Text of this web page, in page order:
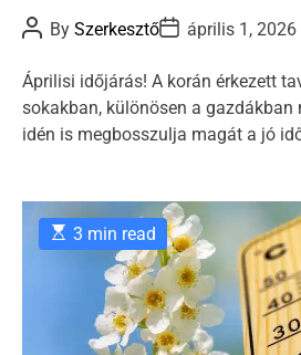
e
o
r
i
s
P
o
t
A
u
t
h
By SzerkesztőP
o
t
D
a
t
e
április 1, 2026
Áprilisi időjárás! A korán érkezett
sokakban, különösen a gazdákban
idén is megbosszulja magát a jó
E
s
3 min read